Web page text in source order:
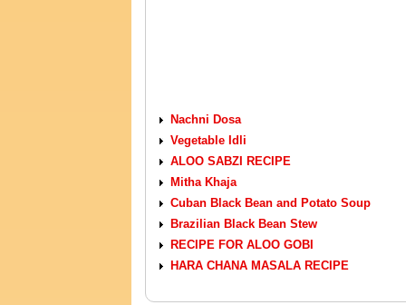
Nachni Dosa
Vegetable Idli
ALOO SABZI RECIPE
Mitha Khaja
Cuban Black Bean and Potato Soup
Brazilian Black Bean Stew
RECIPE FOR ALOO GOBI
HARA CHANA MASALA RECIPE